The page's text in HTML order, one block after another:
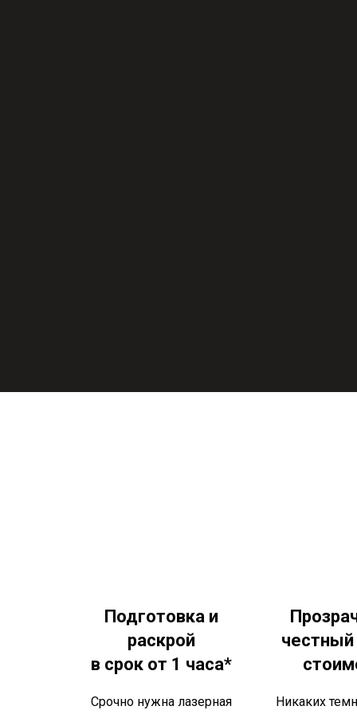
Подготовка и
раскрой
в срок от 1 часа*
Срочно нужна лазерная
честный
Никаких